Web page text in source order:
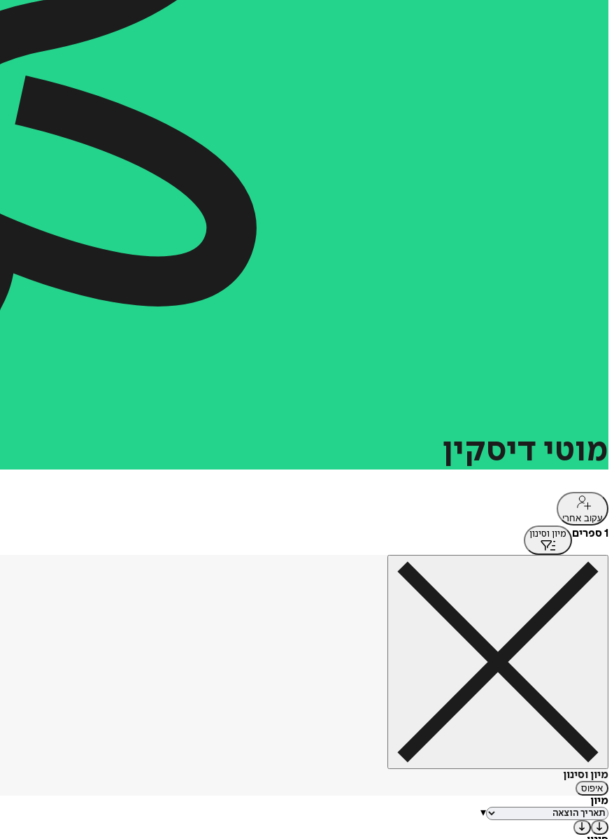
מוטי דיסקין
עקוב אחרי
1 ספרים מיון וסינון
מיון וסינון
איפוס
מיון
▾